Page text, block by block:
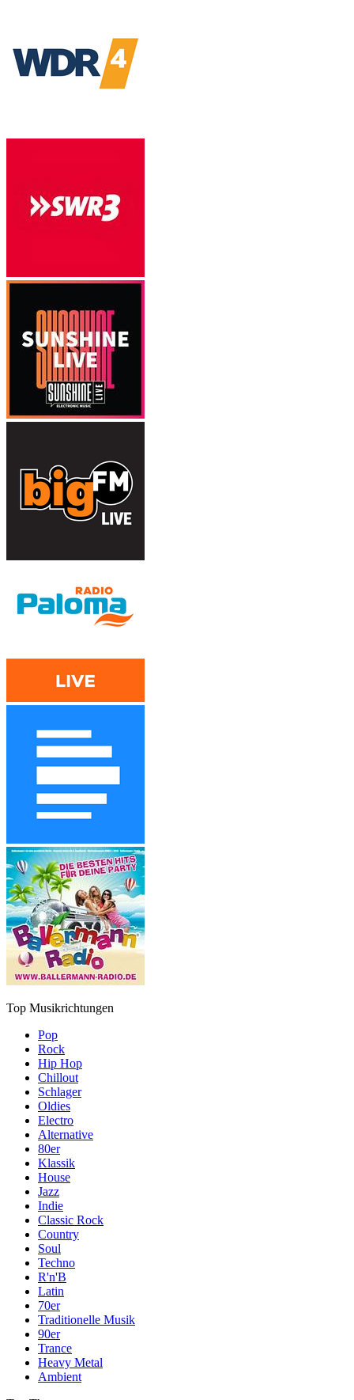
Top Musikrichtungen
Pop
Rock
Hip Hop
Chillout
Schlager
Oldies
Electro
Alternative
80er
Klassik
House
Jazz
Indie
Classic Rock
Country
Soul
Techno
R'n'B
Latin
70er
Traditionelle Musik
90er
Trance
Heavy Metal
Ambient